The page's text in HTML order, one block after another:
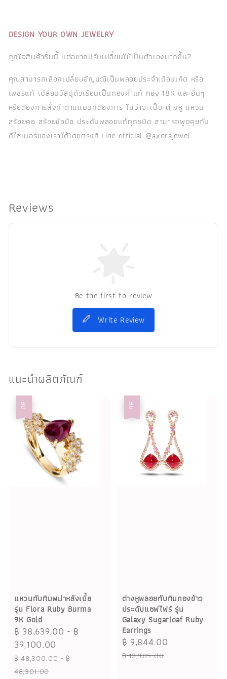
DESIGN YOUR OWN JEWELRY
ถูกใจสินค้าชิ้นนี้ แต่อยากปรับเปลี่ยนให้เป็นตัวเองมากขึ้น?
คุณสามารถเลือกเปลี่ยนอัญมณีเป็นพลอยประจำเดือนเกิด หรือ
เพชรแท้ เปลี่ยนวัสดุตัวเรือนเป็นทองคำแท้ ทอง 18K และอื่นๆ
หรือต้องการสั่งทำตามแบบที่ต้องการ ไม่ว่าจะเป็น ต่างหู แหวน
สร้อยคอ สร้อยข้อมือ ประดับพลอยแท้ทุกชนิด สามารถพูดคุยกับ
ดีไซเนอร์ของเราได้โดยตรงที่ Line official @axorajewel
Reviews
Be the first to review
Write Review
แนะนำผลิตภัณฑ์
ลด
แหวนทับทิมพม่าหลังเบี้ย
รุ่น Flora Ruby Burma
9K Gold
Sale
price
฿ 38,639.00 - ฿
39,100.00
Regular
price
฿ 48,300.00-฿
48,301.00
ลด
ต่างหูพลอยทับทิมกองข้าว
ประดับแซฟไฟร์ รุ่น
Galaxy Sugarloaf Ruby
Earrings
Sale
price
฿ 9,844.00
฿ 12,305.00